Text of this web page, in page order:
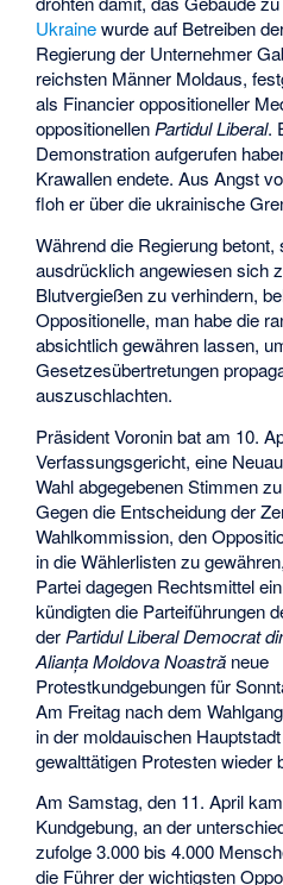
Ukrainewurde auf Betreiben
Regierung der Unternehmer
reichsten Männer Moldaus,
als Financier oppositioneller
oppositionellenPartidul Liberal.
Demonstration aufgerufen
Krawallen endete. Aus Angst
floh er über die ukrainische
Während die Regierung betont,
ausdrücklich angewiesen sich
Blutvergießen zu verhindern,
Oppositionelle, man habe die
absichtlich gewähren lassen,
Gesetzesübertretungen
auszuschlachten.
Präsident Voronin bat am 10.
Verfassungsgericht, eine
Wahl abgegebenen Stimmen
Gegen die Entscheidung der
Wahlkommission, den
in die Wählerlisten zu
Partei dagegen Rechtsmittel
kündigten die Parteiführungen
der Partidul Liberal Democrat
Alianța Moldova Noastră neue
Protestkundgebungen für
Am Freitag nach dem
in der moldauischen
gewalttätigen Protesten wieder
Am Samstag, den 11. April
Kundgebung, an der
zufolge 3.000 bis 4.000
die Führer der wichtigsten